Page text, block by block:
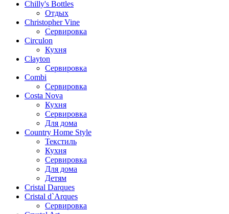
Chilly's Bottles
Отдых
Christopher Vine
Сервировка
Circulon
Кухня
Clayton
Сервировка
Combi
Сервировка
Costa Nova
Кухня
Сервировка
Для дома
Country Home Style
Текстиль
Кухня
Сервировка
Для дома
Детям
Cristal Darques
Cristal d`Arques
Сервировка